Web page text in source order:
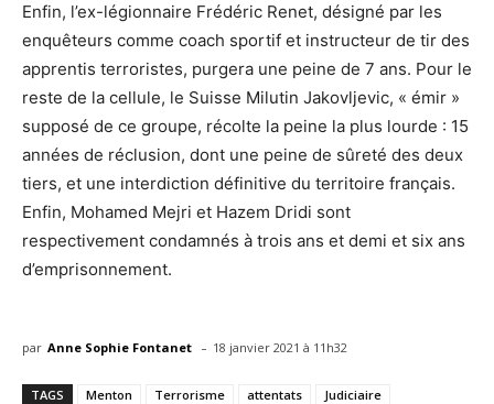
Enfin, l’ex-légionnaire Frédéric Renet, désigné par les
enquêteurs comme coach sportif et instructeur de tir des
apprentis terroristes, purgera une peine de 7 ans. Pour le
reste de la cellule, le Suisse Milutin Jakovljevic, « émir »
supposé de ce groupe, récolte la peine la plus lourde : 15
années de réclusion, dont une peine de sûreté des deux
tiers, et une interdiction définitive du territoire français.
Enfin, Mohamed Mejri et Hazem Dridi sont
respectivement condamnés à trois ans et demi et six ans
d’emprisonnement.
par Anne Sophie Fontanet - 18 janvier 2021 à 11h32
TAGS Menton Terrorisme attentats Judiciaire